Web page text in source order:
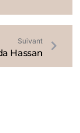
Suivant
Hassan